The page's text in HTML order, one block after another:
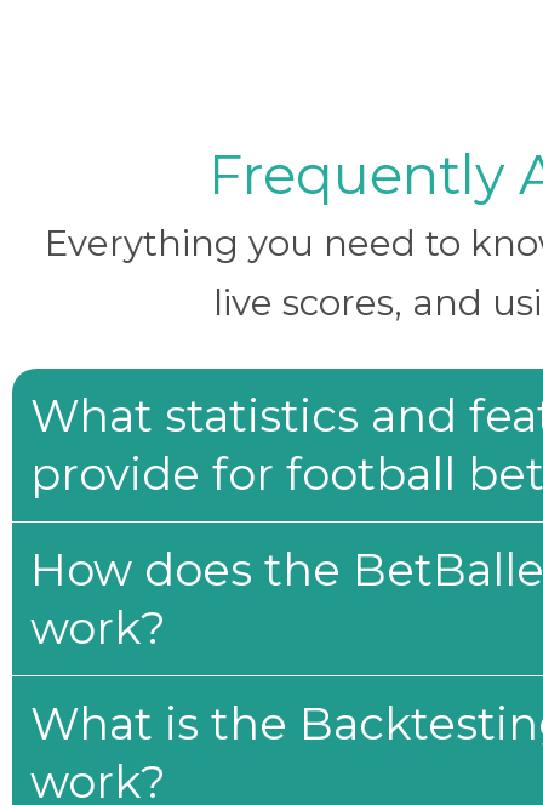
Frequently
Everything you need to
live scores, and
What statistics and
provide for football
How does the
work?
What is the
work?